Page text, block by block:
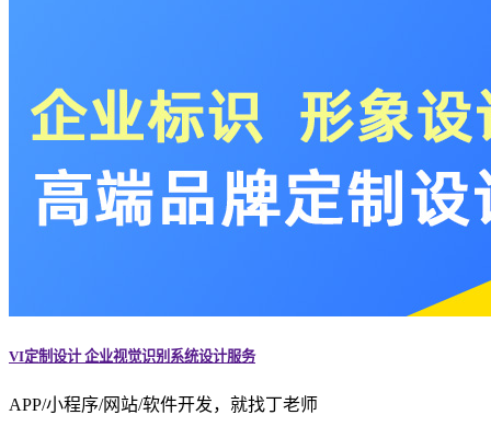
VI定制设计 企业视觉识别系统设计服务
APP/小程序/网站/软件开发，就找丁老师